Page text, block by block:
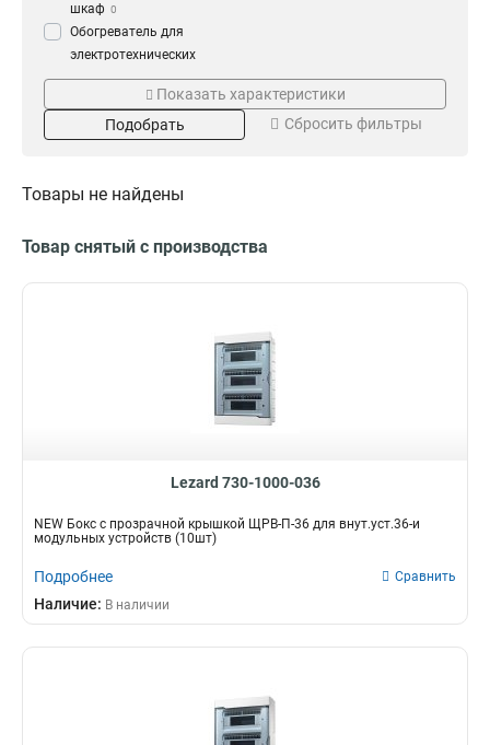
шкаф 0
Обогреватель для
электротехнических
шкафов 0
Аксессуар для
электрощита 0
электроснабжению
Прозрачный 16 30шт 6
10шт 4
Крышка
Да
Показать характеристики
Подобрать
Сбросить фильтры
Товары не найдены
Товар снятый с производства
Lezard 730-1000-036
NEW Бокс с прозрачной крышкой ЩРВ-П-36 для внут.уст.36-и
модульных устройств (10шт)
Подробнее Сравнить
Наличие: В наличии